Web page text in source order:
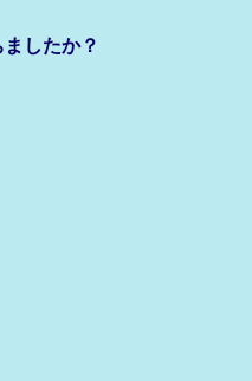
したか？